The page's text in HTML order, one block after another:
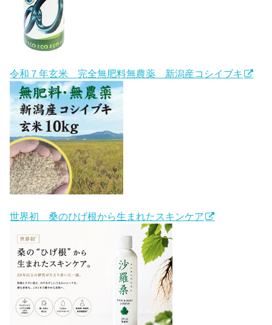
令和７年玄米 完全無肥料無農薬 新潟産コシイブキ
世界初 桑のひげ根から生まれたスキンケア